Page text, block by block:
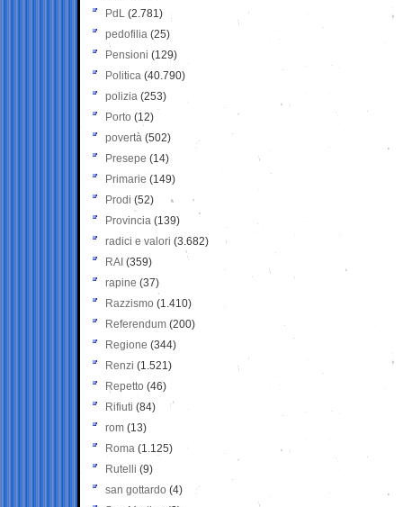
PdL (2.781)
pedofilia (25)
Pensioni (129)
Politica (40.790)
polizia (253)
Porto (12)
povertà (502)
Presepe (14)
Primarie (149)
Prodi (52)
Provincia (139)
radici e valori (3.682)
RAI (359)
rapine (37)
Razzismo (1.410)
Referendum (200)
Regione (344)
Renzi (1.521)
Repetto (46)
Rifiuti (84)
rom (13)
Roma (1.125)
Rutelli (9)
san gottardo (4)